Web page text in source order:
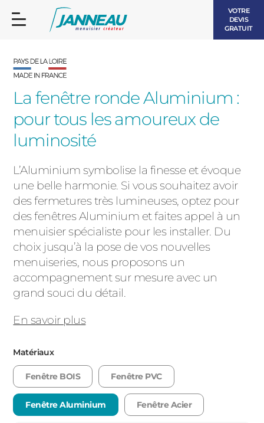
VOTRE
DEVIS
GRATUIT
La fenêtre ronde Aluminium :
pour tous les amoureux de
luminosité
L’Aluminium symbolise la finesse et évoque
une belle harmonie. Si vous souhaitez avoir
des fermetures très lumineuses, optez pour
des fenêtres Aluminium et faites appel à un
menuisier spécialiste pour les installer. Du
choix jusqu’à la pose de vos nouvelles
menuiseries, nous proposons un
accompagnement sur mesure avec un
grand souci du détail.
En savoir plus
Matériaux
Fenêtre BOIS Fenêtre PVC
Fenêtre Aluminium Fenêtre Acier
FENÊTRES ET PORTES-FENÊTRES
BOIS
PORTES D’ENTRÉE
LES CONTEMPORAINES
LES INTEMPORELLES
LES LUMINEUSES
VOLETS ROULANTS
PERGOLAS
PORTAILS ET PORTILLONS